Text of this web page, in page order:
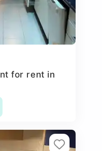
for rent in